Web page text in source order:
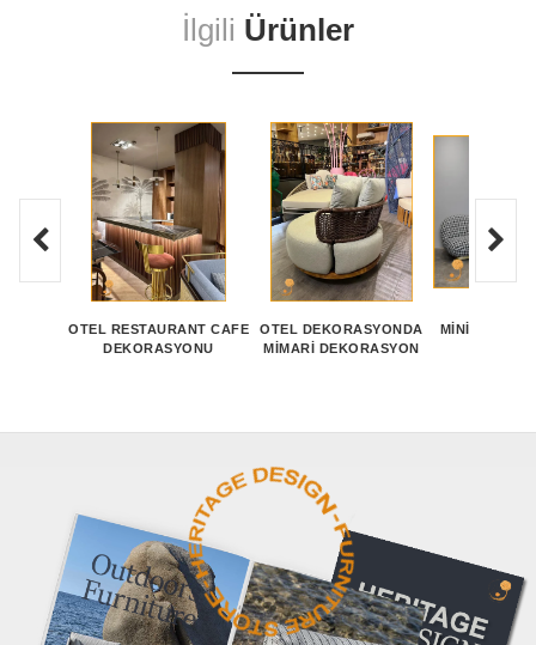
İlgili Ürünler
OTEL RESTAURANT CAFE
DEKORASYONU
OTEL DEKORASYONDA
MIMARI DEKORASYON
MINIMAL